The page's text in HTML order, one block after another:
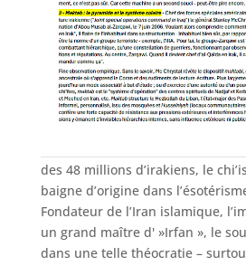
des 48 millions d’irakiens, le
baigne d’origine dans
Fondateur de l’Iran islamique,
un grand maître d' »Irfan », le
dans une telle théocratie –